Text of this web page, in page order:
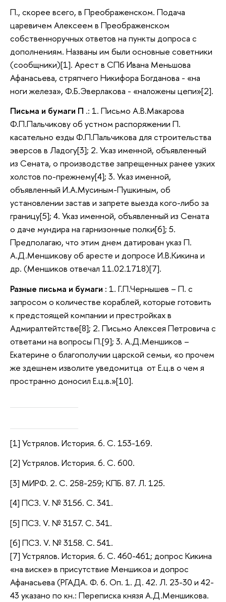
П., скорее всего, в Преображенском. Подача
царевичем Алексеем в Преображенском
собственноручных ответов на пункты допроса с
дополнениям. Названы им были основные советники
(сообщники)[1]. Арест в СПб Ивана Меньшова
Афанасьева, стряпчего Никифора Богданова - «на
ноги железа», Ф.Б.Эверлакова - «наложены цепи»[2].
Письма и бумаги П .: 1. Письмо А.В.Макарова
Ф.П.Пальчикову об устном распоряжении П.
касательно езды Ф.П.Пальчикова для строительства
эверсов в Ладогу[3]; 2. Указ именной, объявленный
из Сената, о производстве запрещенных ранее узких
холстов по-прежнему[4]; 3. Указ именной,
объявленный И.А.Мусиным-Пушкиным, об
установлении застав и запрете выезда кого-либо за
границу[5]; 4. Указ именной, объявленный из Сената
о даче мундира на гарнизонные полки[6]; 5.
Предполагаю, что этим днем датирован указ П.
А.Д.Меншикову об аресте и допросе И.В.Кикина и
др. (Меншиков отвечал 11.02.1718)[7].
Разные письма и бумаги : 1. Г.П.Чернышев – П. с
запросом о количестве кораблей, которые готовить
к предстоящей компании и престройках в
Адмиралтейтстве[8]; 2. Письмо Алексея Петровича с
ответами на вопросы П.[9]; 3. А.Д.Меншиков –
Екатерине о благополучии царской семьи, «о прочем
же здешнем изволите уведомитца от Е.ц.в о чем я
пространно доносил Е.ц.в.»[10].
[1] Устрялов. История. 6. С. 153-169.
[2] Устрялов. История. 6. С. 600.
[3] МИРФ. 2. С. 258-259; КПБ. 87. Л. 125.
[4] ПСЗ. V. № 3156. С. 341.
[5] ПСЗ. V. № 3157. С. 341.
[6] ПСЗ. V. № 3158. С. 541.
[7] Устрялов. История. 6. С. 460-461; допрос Кикина
«на виске» в присутствие Меншикоа и допрос
Афанасьева (РГАДА. Ф. 6. Оп. 1. Д. 42. Л. 23-30 и 42-
43 указано по кн.: Переписка князя А.Д.Меншикова.